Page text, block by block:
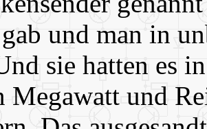
und man in
sie hatten es
Megawatt und